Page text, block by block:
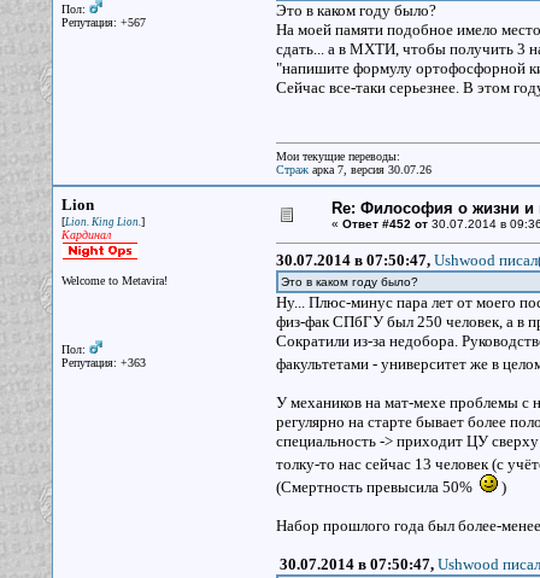
Пол:
Репутация: +567
Это в каком году было?
На моей памяти подобное имело
сдать... а в МХТИ, чтобы получить 3
"напишите формулу ортофосфорной
Сейчас все-таки серьезнее. В этом
Мои текущие переводы:
Стражарка 7, версия 30.07.26
Lion
[Lion. King Lion.]
Кардинал
Welcome to Metavira!
Пол:
Репутация: +363
Re: Философия о жизни и
« Ответ #452 от30.07.2014 в
30.07.2014 в 07:50:47, Ushwood
Это в каком году было?
Ну... Плюс-минус пара лет от моего
физ-фак СПбГУ был 250 человек, а в
Сократили из-за недобора.
факультетами - университет же в
У механиков на мат-мехе проблемы с
регулярно на старте бывает более
специальность -> приходит ЦУ
толку-то нас сейчас 13 человек (с
(Смертность превысила 50%
)
Набор прошлого года был более-
30.07.2014 в 07:50:47, Ushwood